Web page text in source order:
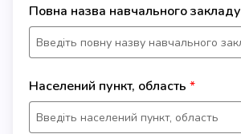
Повна назва навчального закладу
Населений пункт, область